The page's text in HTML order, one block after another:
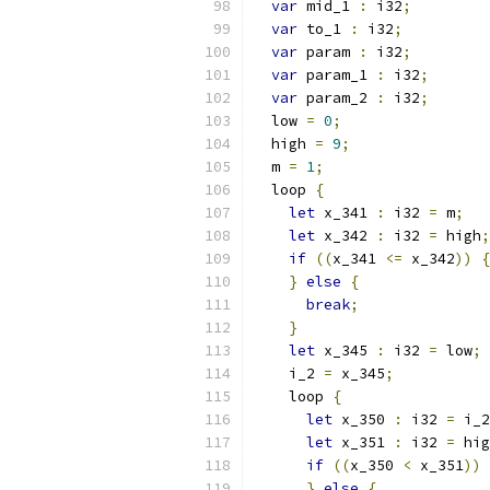
var mid_1 : i32;
var to_1 : i32;
var param : i32;
var param_1 : i32;
var param_2 : i32;
  low
= 0;
  high
= 9;
  m
= 1;
  loop
{
let x_341 : i32 = m;
let x_342 : i32 = high;
if ((x_341 <= x_342))
{
} else
{
break;
}
let x_345 : i32 = low;
    i_2
= x_345;
    loop
{
let x_350 : i32 = i_2
let x_351 : i32 =
if ((x_350 < x_351))